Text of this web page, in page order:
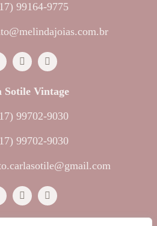
99164-9775
Sotile Vintage
99702-9030
99702-9030